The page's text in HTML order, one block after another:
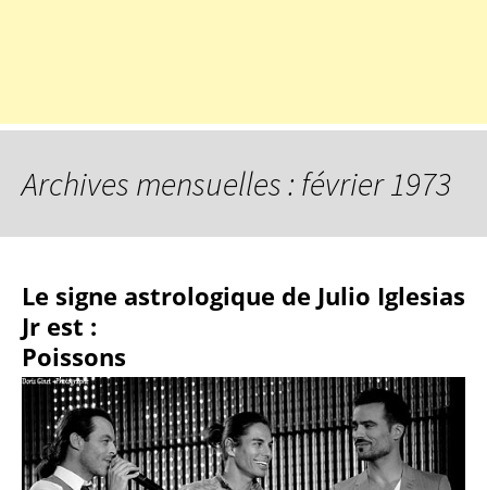
Archives mensuelles : février 1973
Le signe astrologique de Julio Iglesias
Jr est :
Poissons